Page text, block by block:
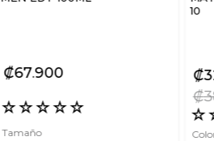
₡67900
☆☆☆☆☆
Tamaño
10
₡
₡
☆